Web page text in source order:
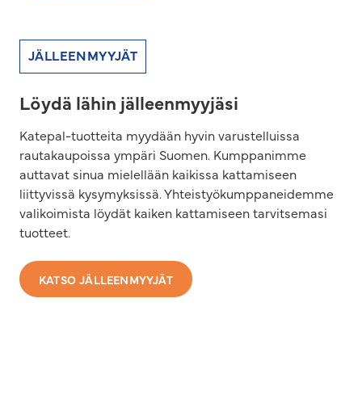
JÄLLEENMYYJÄT
Löydä lähin jälleenmyyjäsi
Katepal-tuotteita myydään hyvin varustelluissa
rautakaupoissa ympäri Suomen. Kumppanimme
auttavat sinua mielellään kaikissa kattamiseen
liittyvissä kysymyksissä. Yhteistyökumppaneidemme
valikoimista löydät kaiken kattamiseen tarvitsemasi
tuotteet.
KATSO JÄLLEENMYYJÄT